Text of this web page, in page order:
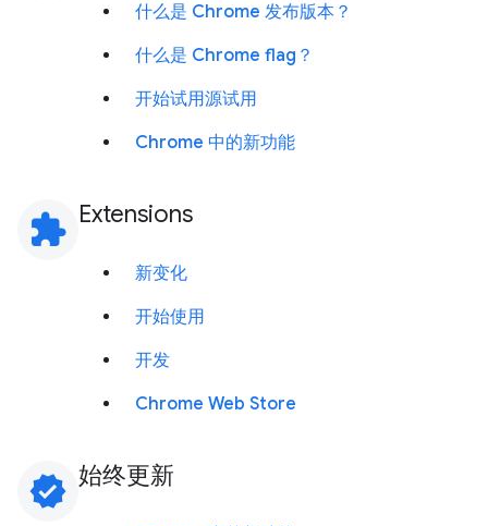
什么是 Chrome 发布版本？
什么是 Chrome flag？
开始试用源试用
Chrome 中的新功能
extension Extensions
新变化
开始使用
开发
Chrome Web Store
verified 始终更新